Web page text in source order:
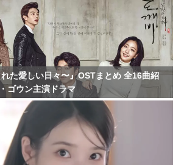
た愛しい日々〜』OSTまとめ 全16曲紹
ゴウン主演ドラマ